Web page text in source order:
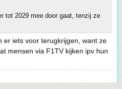
tot 2029 mee door gaat, tenzij ze
er iets voor terugkrijgen, want ze
mensen via F1TV kijken ipv hun